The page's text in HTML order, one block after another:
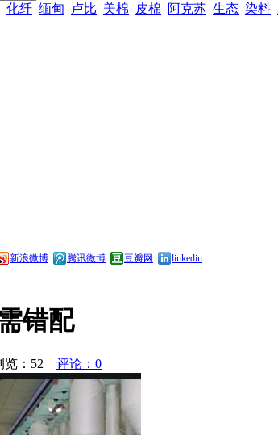
化纤 缅甸 卢比 美棉 皮棉 阿克苏 生态 染料
新浪微博 腾讯微博 豆瓣网 linkedin
错配
： 52 评论：0